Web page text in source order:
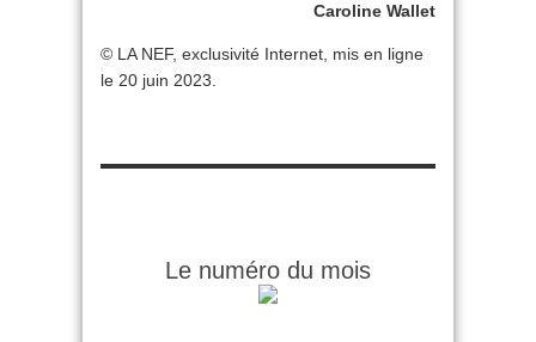
Caroline Wallet
© LA NEF, exclusivité Internet, mis en ligne
le 20 juin 2023.
Le numéro du mois